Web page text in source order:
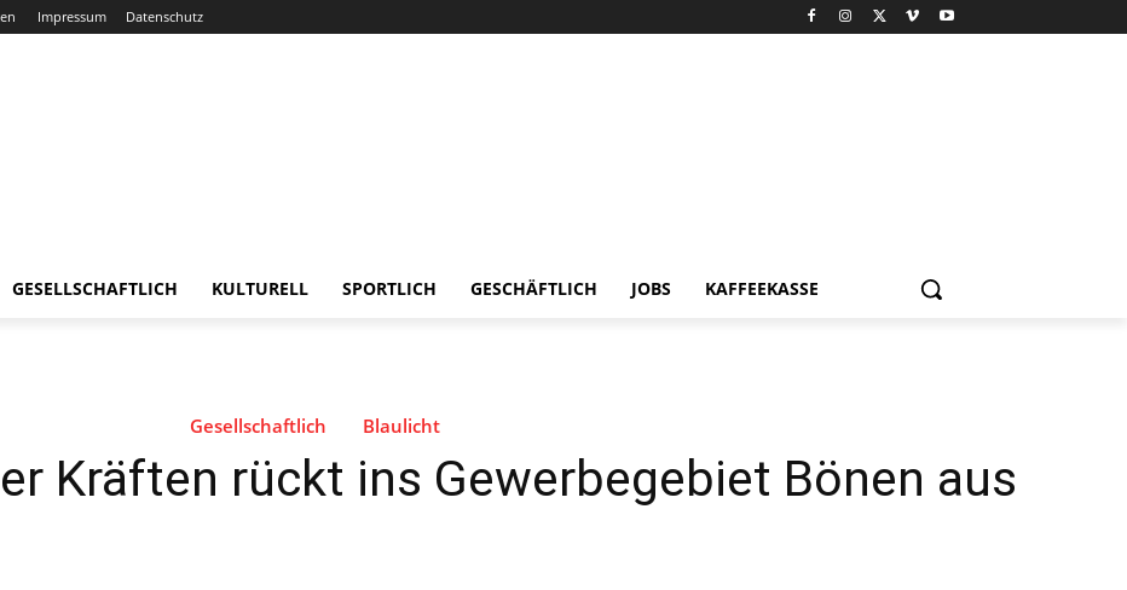
Impressum Datenschutz
GESELLSCHAFTLICH KULTURELL SPORTLICH GESCHÄFTLICH JOBS KAFFEEKASSE
Gesellschaftlich Blaulicht
Kräften rückt ins Gewerbegebiet Bönen aus